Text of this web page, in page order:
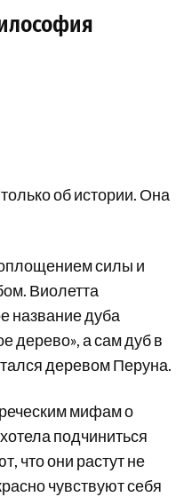
об истории. Она
силы и
Виолетта
название дуба
дерево», а сам дуб в
деревом Перуна.
мифам о
подчиниться
что они растут не
чувствуют себя